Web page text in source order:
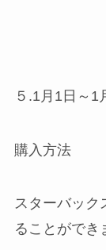
５.1月1日～1
購入方法
スターバック
ることができ